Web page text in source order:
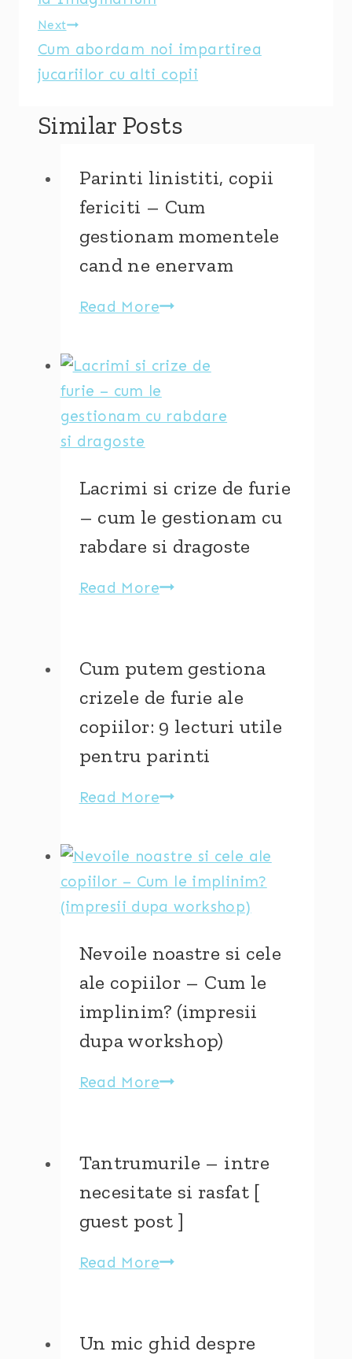
Next
Cum abordam noi impartirea
jucariilor cu alti copii
Similar Posts
Parinti linistiti, copii
fericiti – Cum
gestionam momentele
cand ne enervam
Read MoreParinti
copii
momentele
cand
ne
enervam
Lacrimi si crize de furie
– cum le gestionam cu
rabdare si dragoste
Read MoreLacrimi
de
furie
cum
le
gestionam
si
dragoste
Cum putem gestiona
crizele de furie ale
copiilor: 9 lecturi utile
pentru parinti
Read MoreCum
gestiona
crizele
ale
copiilor:
lecturi
utile
pentru
Nevoile noastre si cele
ale copiilor – Cum le
implinim? (impresii
dupa workshop)
Read MoreNevoile
cele
copiilor
–
Cum
(impresii
Tantrumurile – intre
necesitate si rasfat [
guest post ]
Read MoreTantrumurile
necesitate
Un mic ghid despre